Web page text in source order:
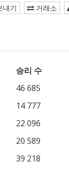
기 거래소
승리 수
46 685
14 777
22 096
20 589
39 218